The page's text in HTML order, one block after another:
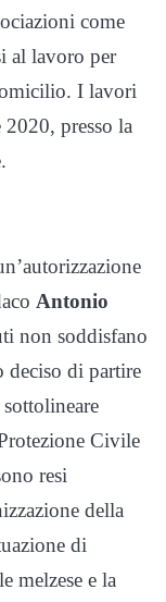
come
al lavoro per
I lavori
presso la
Antonio
non soddisfano
deciso di partire
Civile
resi
della
di
melzese e la